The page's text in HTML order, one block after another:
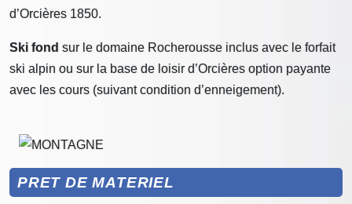
d’Orcières 1850.
Ski fond sur le domaine Rocherousse inclus avec le forfait
ski alpin ou sur la base de loisir d’Orcières option payante
avec les cours (suivant condition d’enneigement).
PRET DE MATERIEL